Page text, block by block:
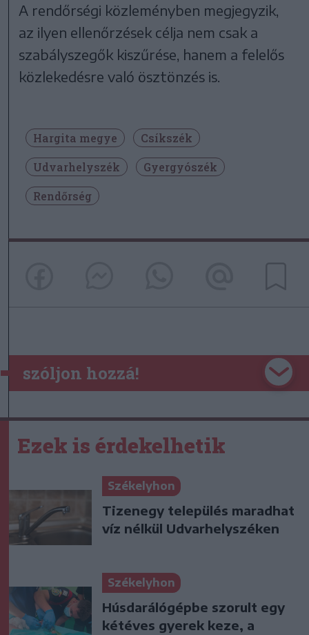
A rendőrségi közleményben megjegyzik,
az ilyen ellenőrzések célja nem csak a
szabályszegők kiszűrése, hanem a felelős
közlekedésre való ösztönzés is.
Hargita megye
Csíkszék
Udvarhelyszék
Gyergyószék
Rendőrség
szóljon hozzá!
Ezek is érdekelhetik
Székelyhon
Tizenegy település maradhat
víz nélkül Udvarhelyszéken
Székelyhon
Húsdarálógépbe szorult egy
kétéves gyerek keze, a